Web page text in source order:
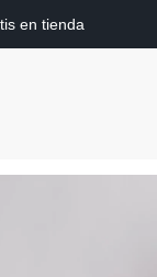
en tienda